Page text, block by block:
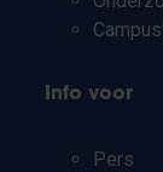
Info voor
Pers